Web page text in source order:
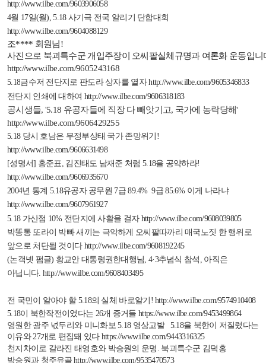
http://www.ilbe.com/9603906058
4월 17일(월), 5.18 사기극 전국 알리기 단합대회
http://www.ilbe.com/9604088129
조**** 회원님!
사진으로 북괴특수군 개입주장이 오씨팔실체규명과 여론화 운동입니
http://www.ilbe.com/9605243168
5.18금수저 전단지로 판도라 상자를 열자 http://www.ilbe.com/9605346833
전단지 인쇄에 대하여 http://www.ilbe.com/9606318183
공시생들, '5.18 유공자들에 직장 다 빼앗기고, 국가에 농락당해'
http://www.ilbe.com/9606429255
5.18 당시 호남은 무정부상태 국가 존망위기 !
http://www.ilbe.com/9606631498
[성명서] 홍준표, 김진태도 남재준 처럼 5.18을 공약하라!
http://www.ilbe.com/9606935670
2004년 통계 5.18유공자 공무원 7급89.4% 9급85.6% 이게 나라냐
http://www.ilbe.com/9607961927
5.18 가산점 10% 전단지에 사활을 걸자 http://www.ilbe.com/9608039805
박똥통 또라이 박빠 새끼는 극악하게 오씨팔따까리 매국노짓 한 행위로
앞으로 처단될 것이다 http://www.ilbe.com/9608192245
(논객넷 펌글) 황교안 대통령권한대행님, 4·3추념식 참석 , 아직은
아닙니다. http://www.ilbe.com/9608403495
전 국민이 알아야 할5.18의 실체 바로알기 ! http://www.ilbe.com/9574910408
5.18이 북한작전이었다는 26개 증거들 https://www.ilbe.com/9453499864
영원한 광주 넋두리와 미니화보5.18 영상고발5.18을 북한이 저질렀다는
이유와27개로 편집돼 있다 https://www.ilbe.com/9443316325
천지차이로 갈라진 태영호와 박승원의 운명 . 북괴특수군 김덕홍
박승원과 청주유골 http://www.ilbe.com/9535470573